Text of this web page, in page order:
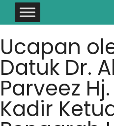
Ucapan
Datuk Dr.
Parveez
Kadir